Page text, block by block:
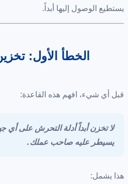
يستطيع الوصول إليها أبداً.
الخطأ الأول:
قبل أي شيء، افهم هذه القاعدة:
لا تخزن أبداً أدلة التحرش على أي
يسيطر عليه صاحب عملك.
هذا يشمل: